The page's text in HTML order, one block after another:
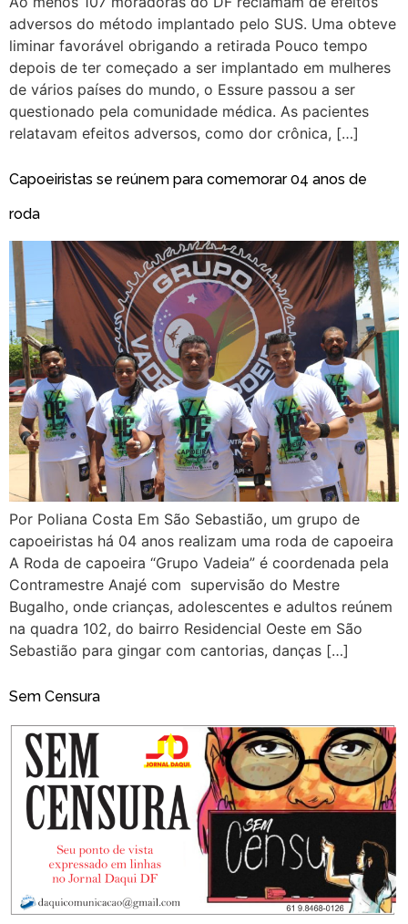
adversos do método implantado pelo SUS. Uma obteve
liminar favorável obrigando a retirada Pouco tempo
depois de ter começado a ser implantado em mulheres
de vários países do mundo, o Essure passou a ser
questionado pela comunidade médica. As pacientes
relatavam efeitos adversos, como dor crônica, […]
Capoeiristas se reúnem para comemorar 04 anos de
roda
Por Poliana Costa Em São Sebastião, um grupo de
capoeiristas há 04 anos realizam uma roda de capoeira
A Roda de capoeira “Grupo Vadeia” é coordenada pela
Contramestre Anajé com supervisão do Mestre
Bugalho, onde crianças, adolescentes e adultos reúnem
na quadra 102, do bairro Residencial Oeste em São
Sebastião para gingar com cantorias, danças […]
Sem Censura